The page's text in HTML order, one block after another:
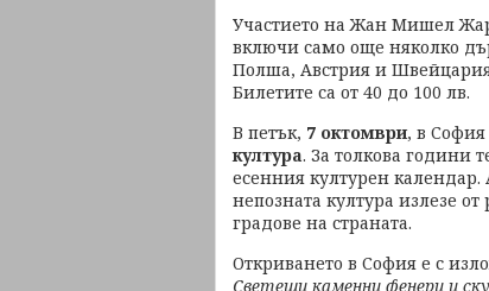
Участието на Жан Мишел
включи само още няколко
Полша, Австрия и
Билетите са от 40 до 100 лв.
В петък, 7 октомври, в София
култура. За толкова години
есенния културен календар.
непозната култура излезе
градове на страната.
Откриването в София е с
Светещи каменни фенери и